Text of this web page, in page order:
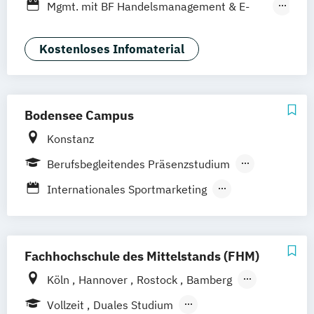
Stuttgart
Mgmt. mit BF Handelsmanagement & E-
Social Media Studies Sportmanagement
Kostenloses Infomaterial
Bodensee Campus
Konstanz
Berufsbegleitendes Präsenzstudium
Duales Studium
Vollzeit
Internationales Sportmarketing
Fachhochschule des Mittelstands (FHM)
Köln Hannover Rostock
Bamberg
Bielefeld
Berlin Düren
Vollzeit
Duales Studium